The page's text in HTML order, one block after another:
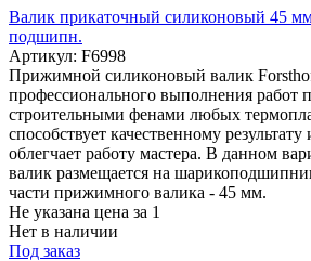
Валик прикаточный силиконовый 45
подшипн.
Артикул: F6998
Прижимной силиконовый валик
профессионального выполнения работ
строительными фенами любых
способствует качественному результату
облегчает работу мастера. В данном
валик размещается на
части прижимного валика - 45 мм.
Не указана цена за 1
Нет в наличии
Под заказ